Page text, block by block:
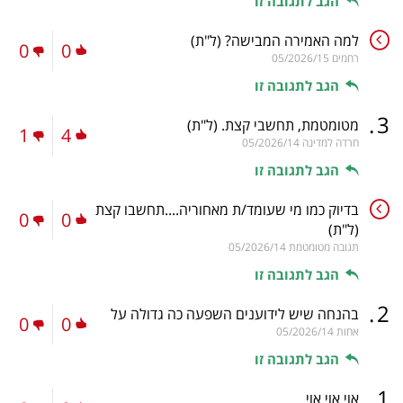
למה האמירה המבישה? (ל"ת)
רחמים 05/2026/15
הגב לתגובה זו
0
0
3
. מטומטמת, תחשבי קצת. (ל"ת)
חרדה למדינה 05/2026/14
הגב לתגובה זו
4
1
בדיוק כמו מי שעומד/ת מאחוריה....תחשבו קצת
(ל"ת)
תגובה מטומטמת05/2026/14
הגב לתגובה זו
0
0
2
. בהנחה שיש לידוענים השפעה כה גדולה על
אחות05/2026/14
הגב לתגובה זו
0
0
אוי אוי אוי